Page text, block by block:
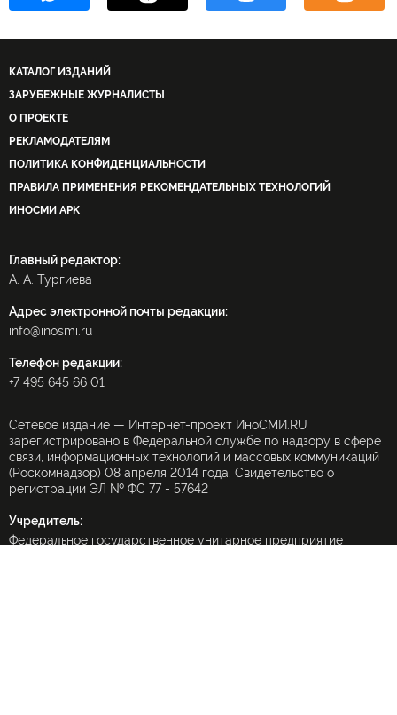
КАТАЛОГ ИЗДАНИЙ
ЗАРУБЕЖНЫЕ ЖУРНАЛИСТЫ
О ПРОЕКТЕ
РЕКЛАМОДАТЕЛЯМ
ПОЛИТИКА КОНФИДЕНЦИАЛЬНОСТИ
ПРАВИЛА ПРИМЕНЕНИЯ РЕКОМЕНДАТЕЛЬНЫХ ТЕХНОЛОГИЙ
ИНОСМИ APK
Главный редактор:
А. А. Тургиева
Адрес электронной почты редакции:
info@inosmi.ru
Телефон редакции:
+7 495 645 66 01
Сетевое издание — Интернет-проект ИноСМИ.RU
зарегистрировано в Федеральной службе по надзору в сфере
связи, информационных технологий и массовых коммуникаций
(Роскомнадзор) 08 апреля 2014 года. Свидетельство о
регистрации ЭЛ № ФС 77 - 57642
Учредитель:
Федеральное государственное унитарное предприятие